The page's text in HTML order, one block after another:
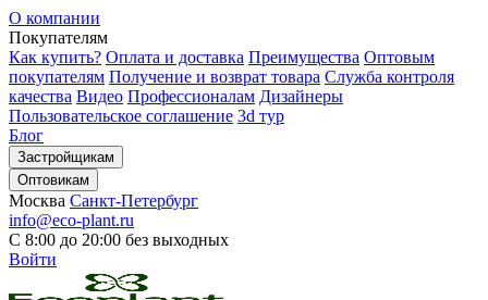
О компании
Покупателям
Как купить? Оплата и доставка Преимущества Оптовым
покупателям Получение и возврат товара Служба контроля
качества Видео Профессионалам Дизайнеры
Пользовательское соглашение 3d тур
Блог
Застройщикам
Оптовикам
Москва Санкт-Петербург
info@eco-plant.ru
С 8:00 до 20:00 без выходных
Войти